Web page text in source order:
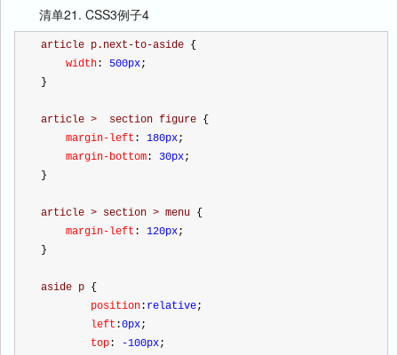
清单21. CSS3例子4
article p.next-to-aside {
    width
: 500px;
}
article >  section figure {
    margin-left
: 180px;
    margin-bottom
: 30px;
}
article > section > menu {
    margin-left
: 120px;
}
aside p {
        position
: relative;
        left
:0px;
        top
: -100px;